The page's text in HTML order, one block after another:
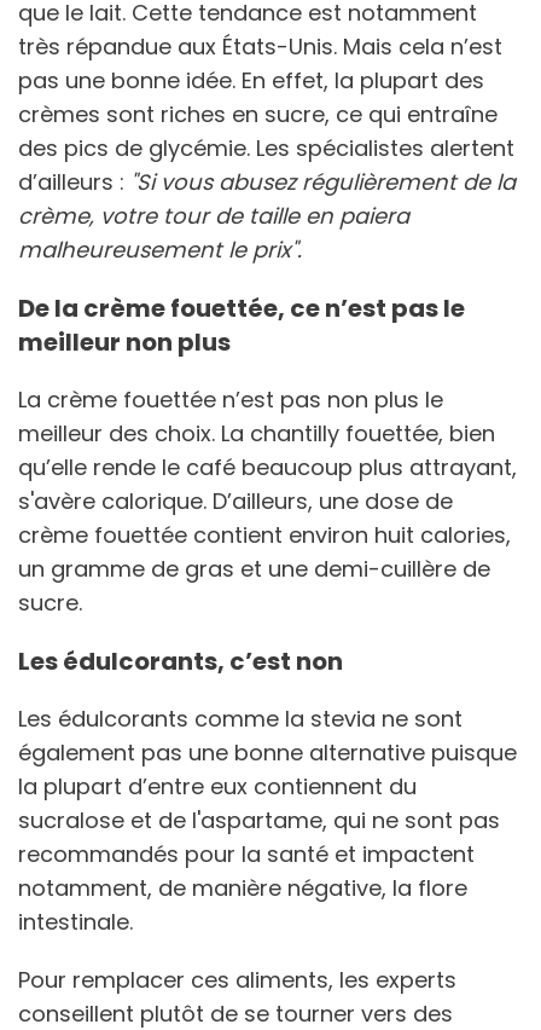
que le lait. Cette tendance est notamment
très répandue aux États-Unis. Mais cela n’est
pas une bonne idée. En effet, la plupart des
crèmes sont riches en sucre, ce qui entraîne
des pics de glycémie. Les spécialistes alertent
d’ailleurs : "Si vous abusez régulièrement de la
crème, votre tour de taille en paiera
malheureusement le prix".
De la crème fouettée, ce n’est pas le
meilleur non plus
La crème fouettée n’est pas non plus le
meilleur des choix. La chantilly fouettée, bien
qu’elle rende le café beaucoup plus attrayant,
s'avère calorique. D’ailleurs, une dose de
crème fouettée contient environ huit calories,
un gramme de gras et une demi-cuillère de
sucre.
Les édulcorants, c’est non
Les édulcorants comme la stevia ne sont
également pas une bonne alternative puisque
la plupart d’entre eux contiennent du
sucralose et de l'aspartame, qui ne sont pas
recommandés pour la santé et impactent
notamment, de manière négative, la flore
intestinale.
Pour remplacer ces aliments, les experts
conseillent plutôt de se tourner vers des